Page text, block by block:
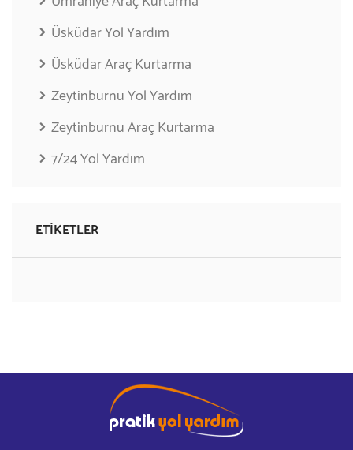
Üsküdar Yol Yardım
Üsküdar Araç Kurtarma
Zeytinburnu Yol Yardım
Zeytinburnu Araç Kurtarma
7/24 Yol Yardım
ETIKETLER